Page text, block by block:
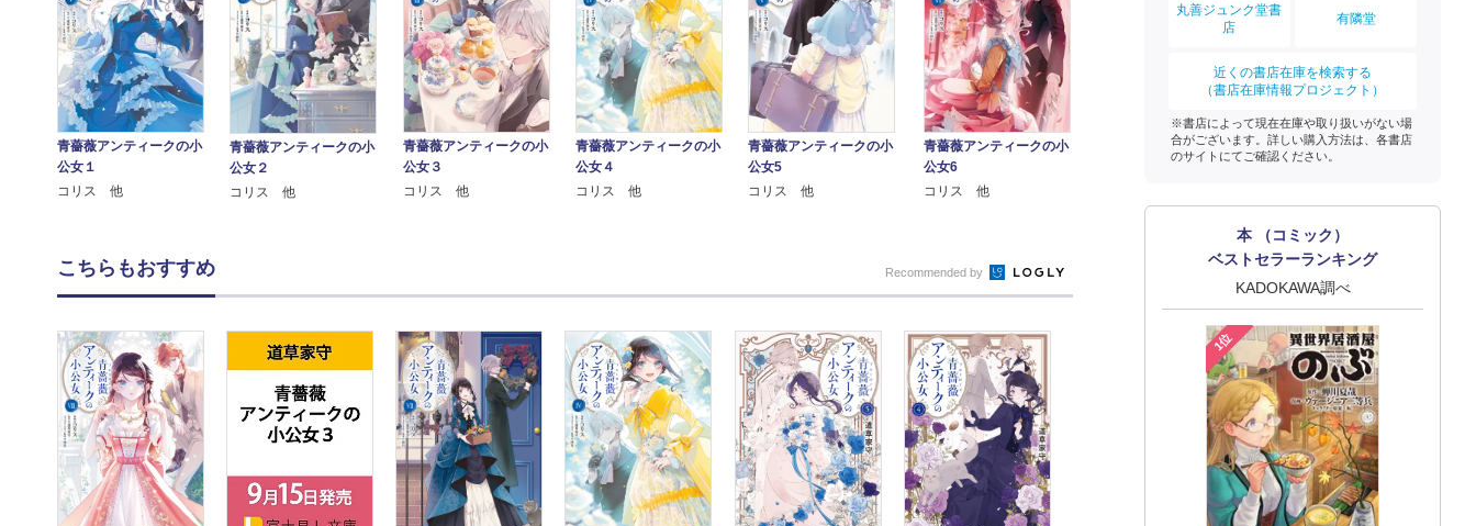
青薔薇アンティークの小
公女１
コリス 他
青薔薇アンティークの小
公女２
コリス 他
青薔薇アンティークの小
公女３
コリス 他
青薔薇アンティークの小
公女４
コリス 他
青薔薇アンティークの小
公女5
コリス 他
青薔薇アンティークの小
公女6
コリス 他
丸善ジュンク堂書
店
有隣堂
近くの書店在庫を検索する
（書店在庫情報プロジェクト）
※書店によって現在在庫や取り扱いがない場
合がございます。詳しい購入方法は、各書店
のサイトにてご確認ください。
本 （コミック）
ベストセラーランキング
KADOKAWA調べ
1位
こちらもおすすめ Recommended by